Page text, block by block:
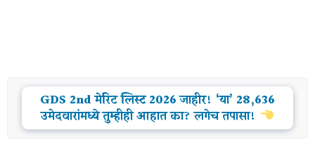
GDS 2nd मेरिट लिस्ट 2026 जाहीर! ‘या’ 28,636
उमेदवारांमध्ये तुम्हीही आहात का? लगेच तपासा!